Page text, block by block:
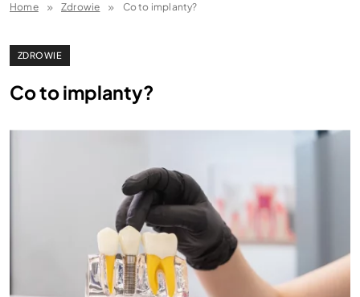
Home Zdrowie Co to implanty?
ZDROWIE
Co to implanty?